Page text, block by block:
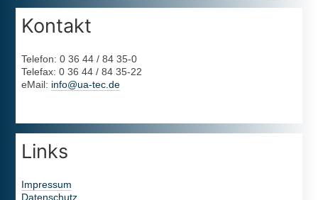
Kontakt
Telefon: 0 36 44 / 84 35-0
Telefax: 0 36 44 / 84 35-22
eMail: info@ua-tec.de
Links
Impressum
Datenschutz